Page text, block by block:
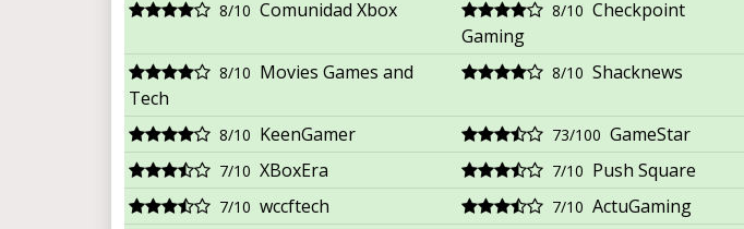
8/10 Comunidad Xbox 8/10 Checkpoint
Gaming
8/10 Movies Games and
Tech
8/10 Shacknews
8/10 KeenGamer 73/100 GameStar
7/10 XBoxEra 7/10 Push Square
7/10 wccftech 7/10 ActuGaming